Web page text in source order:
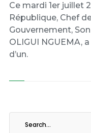
Ce mardi 1er juillet
République, Chef
Gouvernement,
OLIGUI NGUEMA,
d’un.